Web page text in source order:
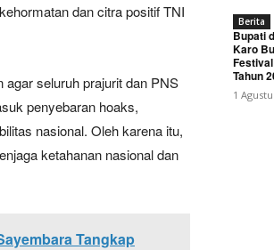
dan citra positif TNI
seluruh prajurit dan PNS
penyebaran hoaks,
nasional. Oleh karena itu,
ketahanan nasional dan
Tangkap
Berita
Bupati
Karo
Tahun
1